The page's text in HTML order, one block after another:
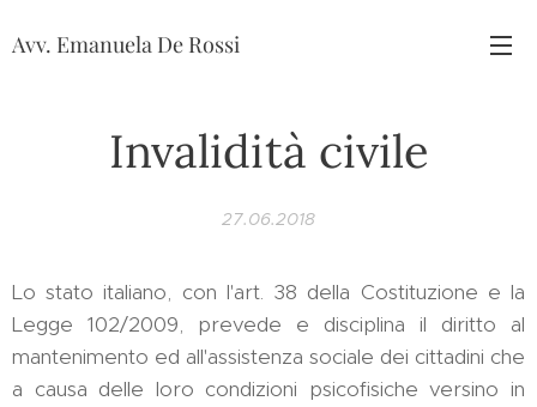
Avv. Emanuela De Rossi
Invalidità civile
27.06.2018
Lo stato italiano, con l'art. 38 della Costituzione e la
Legge 102/2009, prevede e disciplina il diritto al
mantenimento ed all'assistenza sociale dei cittadini che
a causa delle loro condizioni psicofisiche versino in